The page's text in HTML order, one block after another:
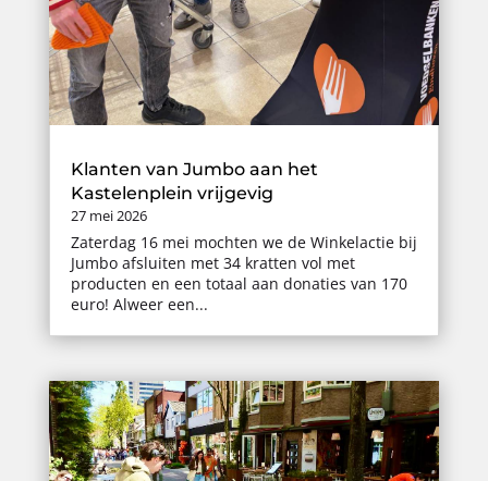
Klanten van Jumbo aan het
Kastelenplein vrijgevig
27 mei 2026
Zaterdag 16 mei mochten we de Winkelactie bij
Jumbo afsluiten met 34 kratten vol met
producten en een totaal aan donaties van 170
euro! Alweer een...